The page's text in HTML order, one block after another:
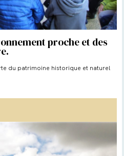
proche et des
du patrimoine historique et naturel